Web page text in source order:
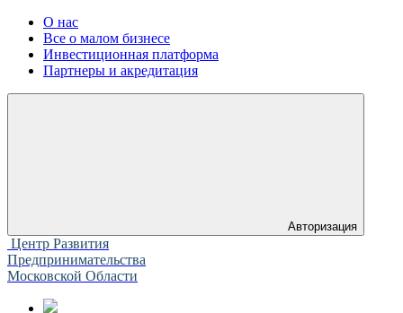
О нас
Все о малом бизнесе
Инвестиционная платформа
Партнеры и акредитация
Авторизация
Центр Развития
Предпринимательства
Московской Области